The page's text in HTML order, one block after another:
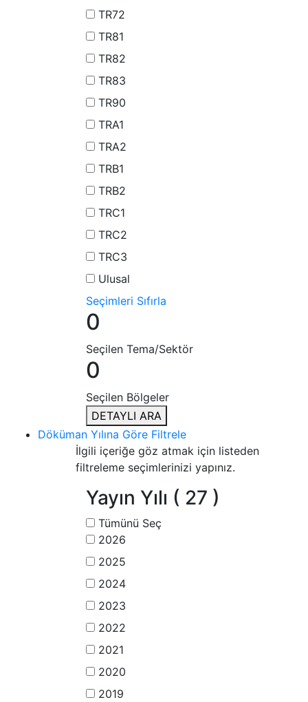
TR72
TR81
TR82
TR83
TR90
TRA1
TRA2
TRB1
TRB2
TRC1
TRC2
TRC3
Ulusal
Seçimleri Sıfırla
0
Seçilen Tema/Sektör
0
Seçilen Bölgeler
DETAYLI ARA
Döküman Yılına Göre Filtrele
İlgili içeriğe göz atmak için listeden
filtreleme seçimlerinizi yapınız.
Yayın Yılı ( 27 )
Tümünü Seç
2026
2025
2024
2023
2022
2021
2020
2019